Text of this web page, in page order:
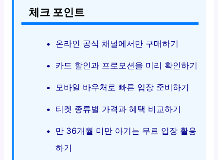
체크 포인트
온라인 공식 채널에서만 구매하기
카드 할인과 프로모션을 미리 확인하기
모바일 바우처로 빠른 입장 준비하기
티켓 종류별 가격과 혜택 비교하기
만 36개월 미만 아기는 무료 입장 활용
하기